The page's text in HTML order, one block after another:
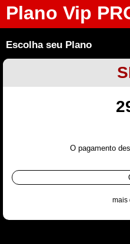
Plano Vip
Escolha seu Plano
O pagamento
mais